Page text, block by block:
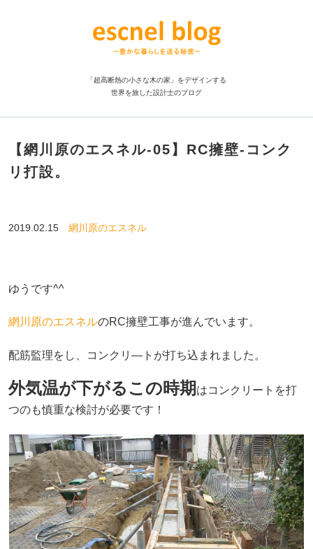
「超高断熱の小さな木の家」をデザインする
世界を旅した設計士のブログ
【網川原のエスネル‐05】RC擁壁-コンク
リ打設。
2019.02.15 網川原のエスネル
ゆうです^^
網川原のエスネルのRC擁壁工事が進んでいます。
配筋監理をし、コンクリ―トが打ち込まれました。
外気温が下がるこの時期 はコンクリートを打
つのも慎重な検討が必要です！